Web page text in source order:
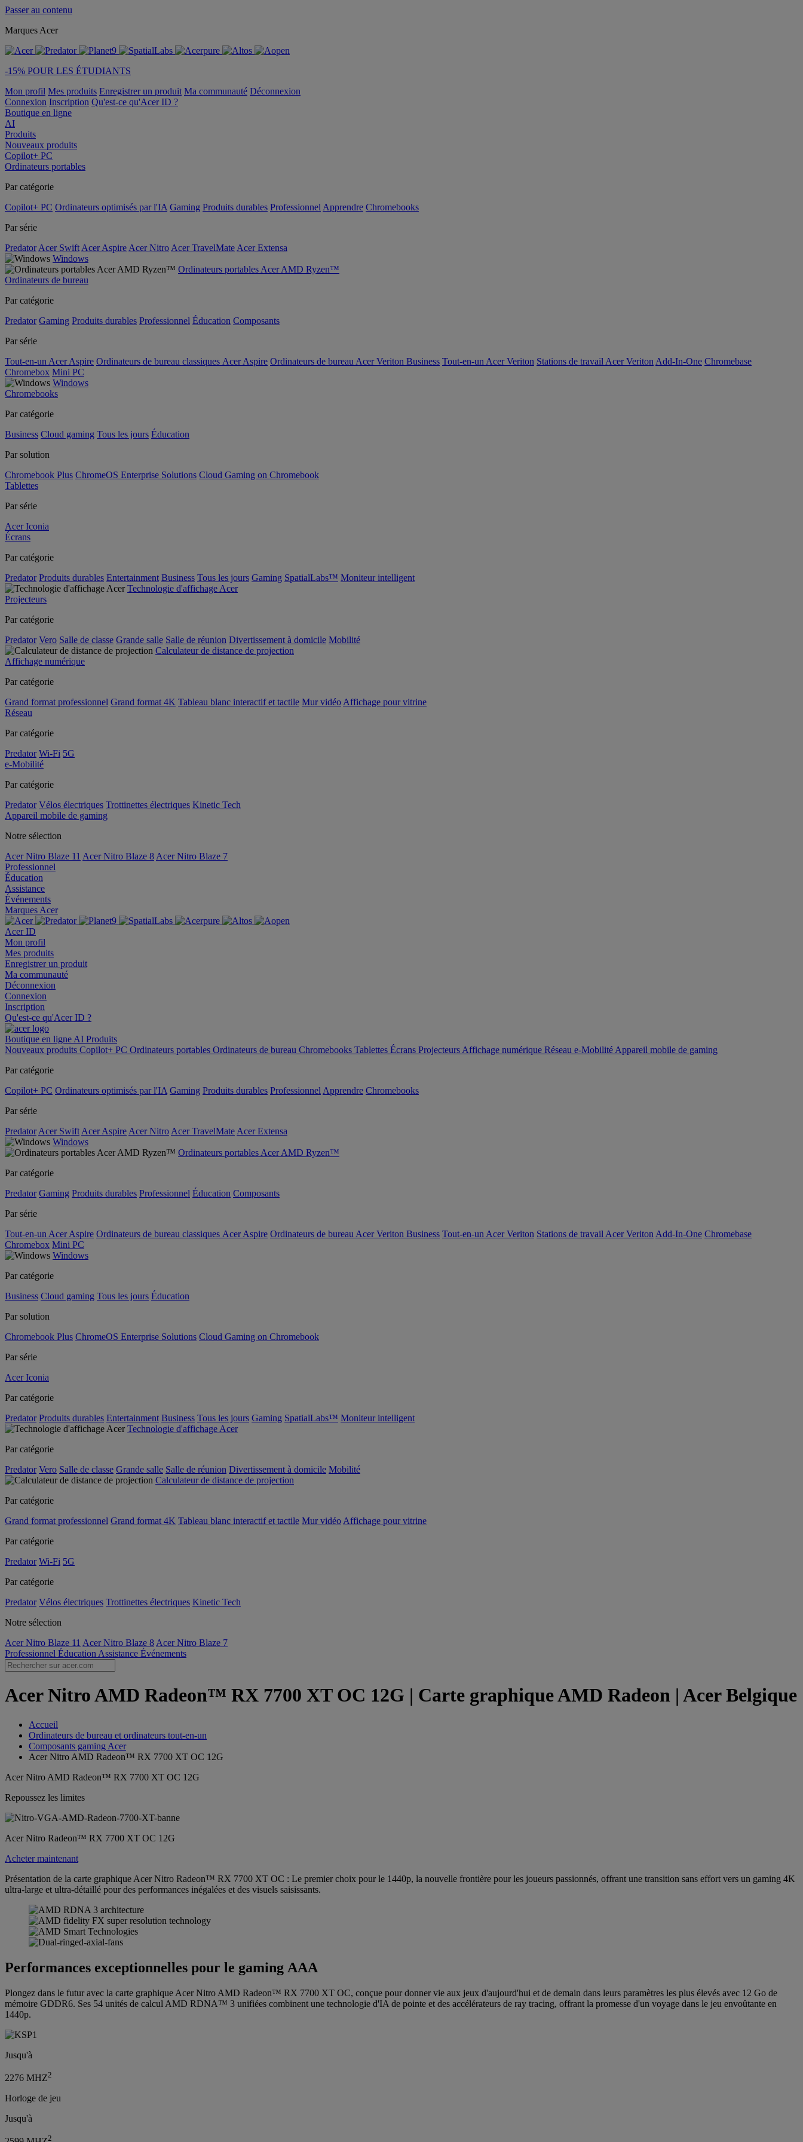
Passer au contenu
Marques Acer
-15% POUR LES ÉTUDIANTS
Mon profil Mes produits Enregistrer un produit Ma communauté Déconnexion
Connexion Inscription Qu'est-ce qu'Acer ID ?
Boutique en ligne
AI
Produits
Nouveaux produits
Copilot+ PC
Ordinateurs portables
Par catégorie
Copilot+ PC Ordinateurs optimisés par l'IA Gaming Produits durables Professionnel Apprendre Chromebooks
Par série
Predator Acer Swift Acer Aspire Acer Nitro Acer TravelMate Acer Extensa
Windows
Ordinateurs portables Acer AMD Ryzen™
Ordinateurs de bureau
Par catégorie
Predator Gaming Produits durables Professionnel Éducation Composants
Par série
Tout-en-un Acer Aspire Ordinateurs de bureau classiques Acer Aspire Ordinateurs de bureau Acer Veriton Business Tout-en-un Acer Veriton Stations de travail Acer Veriton Add-In-One Chromebase
Chromebox Mini PC
Windows
Chromebooks
Par catégorie
Business Cloud gaming Tous les jours Éducation
Par solution
Chromebook Plus ChromeOS Enterprise Solutions Cloud Gaming on Chromebook
Tablettes
Par série
Acer Iconia
Écrans
Par catégorie
Predator Produits durables Entertainment Business Tous les jours Gaming SpatialLabs™ Moniteur intelligent
Technologie d'affichage Acer
Projecteurs
Par catégorie
Predator Vero Salle de classe Grande salle Salle de réunion Divertissement à domicile Mobilité
Calculateur de distance de projection
Affichage numérique
Par catégorie
Grand format professionnel Grand format 4K Tableau blanc interactif et tactile Mur vidéo Affichage pour vitrine
Réseau
Par catégorie
Predator Wi-Fi 5G
e-Mobilité
Par catégorie
Predator Vélos électriques Trottinettes électriques Kinetic Tech
Appareil mobile de gaming
Notre sélection
Acer Nitro Blaze 11 Acer Nitro Blaze 8 Acer Nitro Blaze 7
Professionnel
Éducation
Assistance
Événements
Marques Acer
Acer ID
Mon profil
Mes produits
Enregistrer un produit
Ma communauté
Déconnexion
Connexion
Inscription
Qu'est-ce qu'Acer ID ?
Boutique en ligne AI Produits
Nouveaux produits Copilot+ PC Ordinateurs portables Ordinateurs de bureau Chromebooks Tablettes Écrans Projecteurs Affichage numérique Réseau e-Mobilité Appareil mobile de gaming
Par catégorie
Copilot+ PC Ordinateurs optimisés par l'IA Gaming Produits durables Professionnel Apprendre Chromebooks
Par série
Predator Acer Swift Acer Aspire Acer Nitro Acer TravelMate Acer Extensa
Windows
Ordinateurs portables Acer AMD Ryzen™
Par catégorie
Predator Gaming Produits durables Professionnel Éducation Composants
Par série
Tout-en-un Acer Aspire Ordinateurs de bureau classiques Acer Aspire Ordinateurs de bureau Acer Veriton Business Tout-en-un Acer Veriton Stations de travail Acer Veriton Add-In-One Chromebase
Chromebox Mini PC
Windows
Par catégorie
Business Cloud gaming Tous les jours Éducation
Par solution
Chromebook Plus ChromeOS Enterprise Solutions Cloud Gaming on Chromebook
Par série
Acer Iconia
Par catégorie
Predator Produits durables Entertainment Business Tous les jours Gaming SpatialLabs™ Moniteur intelligent
Technologie d'affichage Acer
Par catégorie
Predator Vero Salle de classe Grande salle Salle de réunion Divertissement à domicile Mobilité
Calculateur de distance de projection
Par catégorie
Grand format professionnel Grand format 4K Tableau blanc interactif et tactile Mur vidéo Affichage pour vitrine
Par catégorie
Predator Wi-Fi 5G
Par catégorie
Predator Vélos électriques Trottinettes électriques Kinetic Tech
Notre sélection
Acer Nitro Blaze 11 Acer Nitro Blaze 8 Acer Nitro Blaze 7
Professionnel Éducation Assistance Événements
Acer Nitro AMD Radeon™ RX 7700 XT OC 12G | Carte graphique AMD Radeon | Acer Belgique
Accueil
Ordinateurs de bureau et ordinateurs tout-en-un
Composants gaming Acer
Acer Nitro AMD Radeon™ RX 7700 XT OC 12G
Acer Nitro AMD Radeon™ RX 7700 XT OC 12G
Repoussez les limites
Acer Nitro Radeon™ RX 7700 XT OC 12G
Acheter maintenant
Présentation de la carte graphique Acer Nitro Radeon™ RX 7700 XT OC : Le premier choix pour le 1440p, la nouvelle frontière pour les joueurs passionnés, offrant une transition sans effort vers un gaming 4K
ultra-large et ultra-détaillé pour des performances inégalées et des visuels saisissants.
Performances exceptionnelles pour le gaming AAA
Plongez dans le futur avec la carte graphique Acer Nitro AMD Radeon™ RX 7700 XT OC, conçue pour donner vie aux jeux d'aujourd'hui et de demain dans leurs paramètres les plus élevés avec 12 Go de
mémoire GDDR6. Ses 54 unités de calcul AMD RDNA™ 3 unifiées combinent une technologie d'IA de pointe et des accélérateurs de ray tracing, offrant la promesse d'un voyage dans le jeu envoûtante en
1440p.
Jusqu'à
2276 MHZ2
Horloge de jeu
Jusqu'à
2